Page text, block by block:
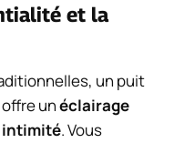
et la
un puit
unéclairage
. Vous